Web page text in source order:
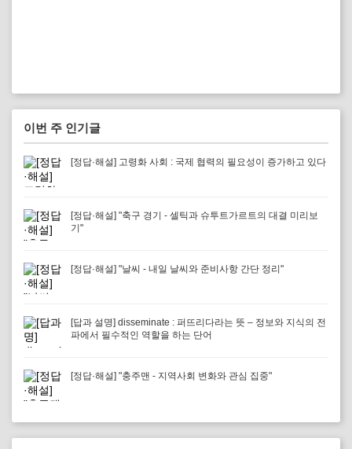
이번 주 인기글
[정답·해설] 고령화 사회 : 국제 협력의 필요성이 증가하고 있다
[정답·해설] "축구 경기 - 셀틱과 슈투트가르트의 대결 미리보
기"
[정답·해설] "날씨 - 내일 날씨와 준비사항 간단 정리"
[답과 설명] disseminate : 퍼뜨리다라는 뜻 – 정보와 지식의 전
파에서 필수적인 역할을 하는 단어
[정답·해설] "충주맨 - 지역사회 변화와 관심 집중"